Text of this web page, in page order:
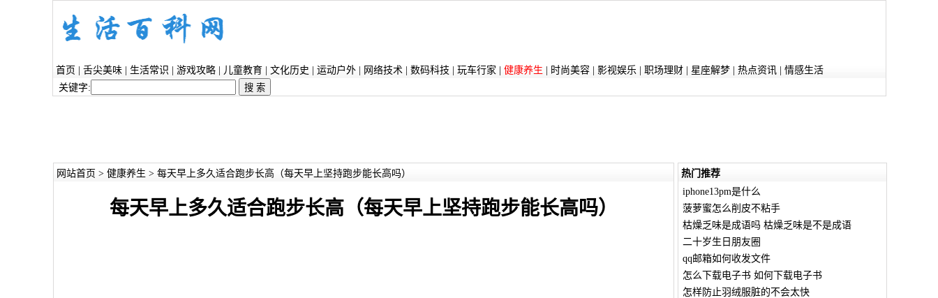
首页 舌尖美味| 生活常识 游戏攻略| 儿童教育| 文化历史 运动户外| 网络技术| 数码科技 玩车行家 健康养生 时尚美容| 影视娱乐 职场理财| 星座解梦| 热点资讯| 情感生活
关键字:
网站首页 > 健康养生 > 每天早上多久适合跑步长高（每天早上坚持跑步能长高吗）
每天早上多久适合跑步长高（每天早上坚持跑步能长高吗）
热门推荐
iphone13pm是什么
菠萝蜜怎么削皮不粘手
枯燥乏味是成语吗 枯燥乏味是不是成语
二十岁生日朋友圈
qq邮箱如何收发文件
怎么下载电子书 如何下载电子书
怎样防止羽绒服脏的不会太快